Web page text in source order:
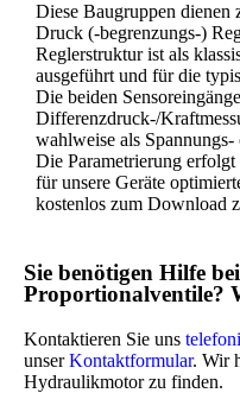
Diese Baugruppen dienen
Druck (-begrenzungs-)
Reglerstruktur ist als
ausgeführt und für die
Die beiden
Differenzdruck-/
wahlweise als
Die Parametrierung
für unsere Geräte
kostenlos zum Download
Sie benötigen Hilfe
Proportionalventile?
Kontaktieren Sie uns
unserKontaktformular. Wir
Hydraulikmotor zu finden.